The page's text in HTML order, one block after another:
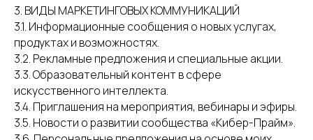
3. ВИДЫ МАРКЕТИНГОВЫХ КОММУНИКАЦИЙ
3.1. Информационные сообщения о новых услугах,
продуктах и возможностях.
3.2. Рекламные предложения и специальные акции.
3.3. Образовательный контент в сфере
искусственного интеллекта.
3.4. Приглашения на мероприятия, вебинары и эфиры.
3.5. Новости о развитии сообщества «Кибер-Прайм».